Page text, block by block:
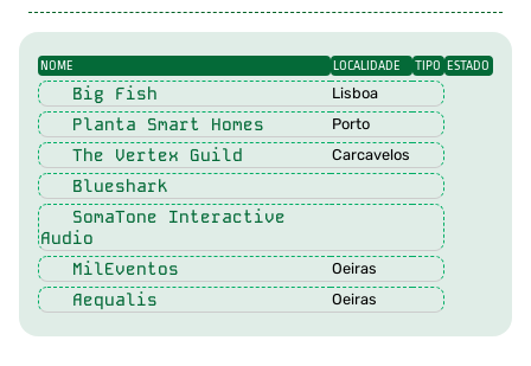
NOME LOCALIDADE TIPO ESTADO
Big Fish Lisboa
Planta Smart Homes Porto
The Vertex Guild Carcavelos
Blueshark
SomaTone Interactive
Audio
MilEventos
Oeiras
Aequalis Oeiras